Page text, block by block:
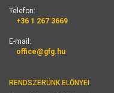
Telefon:
+36 1 267 3669
E-mail:
office@gfg.hu
RENDSZERÜNK ELŐNYEI